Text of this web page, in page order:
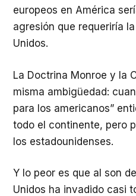
europeos en América
agresión que requeriría
Unidos.
La Doctrina Monroe y la
misma ambigüedad:
para los americanos”
todo el continente, pero
los estadounidenses.
Y lo peor es que al son
Unidos ha invadido casi